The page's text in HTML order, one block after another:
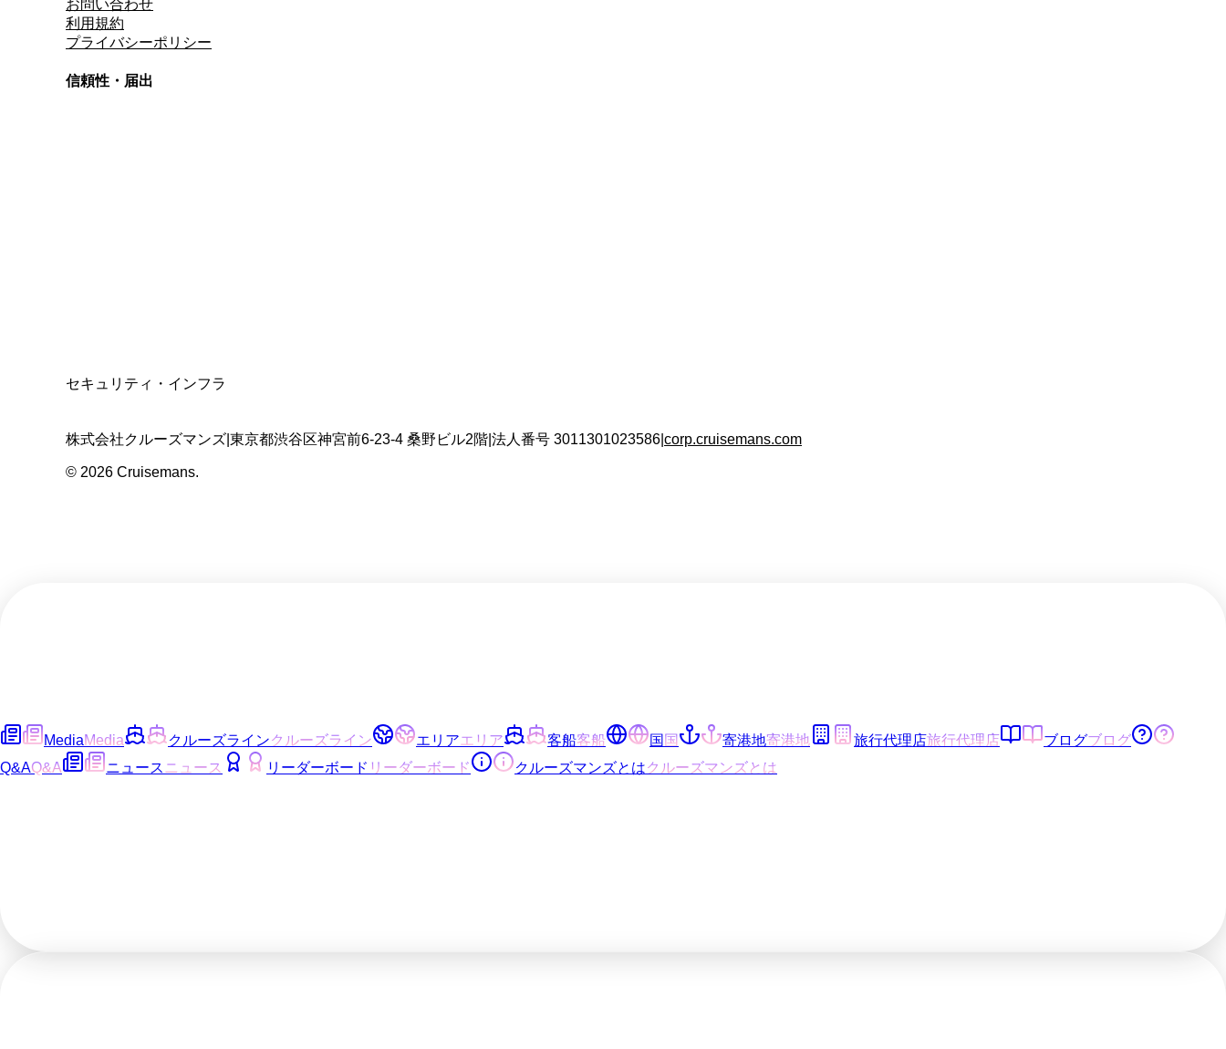
お問い合わせ
利用規約
プライバシーポリシー
信頼性・届出
セキュリティ・インフラ
株式会社クルーズマンズ 東京都渋谷区神宮前6-23-4 桑野ビル2階 法人番号 3011301023586 corp.cruisemans.com
© 2026 Cruisemans.
MediaMedia クルーズラインクルーズライン エリアエリア 客船客船 国国 寄港地寄港地 旅行代理店旅行代理店 ブログブログ
Q&AQ&A ニュース ニュース リーダーボード リーダーボード クルーズマンズとはクルーズマンズとは